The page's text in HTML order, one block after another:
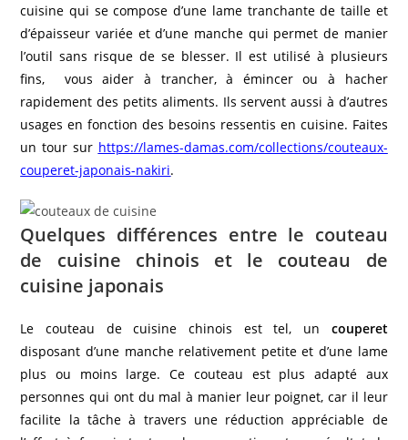
cuisine qui se compose d’une lame tranchante de taille et
d’épaisseur variée et d’une manche qui permet de manier
l’outil sans risque de se blesser. Il est utilisé à plusieurs
fins, vous aider à trancher, à émincer ou à hacher
rapidement des petits aliments. Ils servent aussi à d’autres
usages en fonction des besoins ressentis en cuisine. Faites
un tour sur https://lames-damas.com/collections/couteaux-
couperet-japonais-nakiri.
Quelques différences entre le couteau
de cuisine chinois et le couteau de
cuisine japonais
Le couteau de cuisine chinois est tel, un couperet
disposant d’une manche relativement petite et d’une lame
plus ou moins large. Ce couteau est plus adapté aux
personnes qui ont du mal à manier leur poignet, car il leur
facilite la tâche à travers une réduction appréciable de